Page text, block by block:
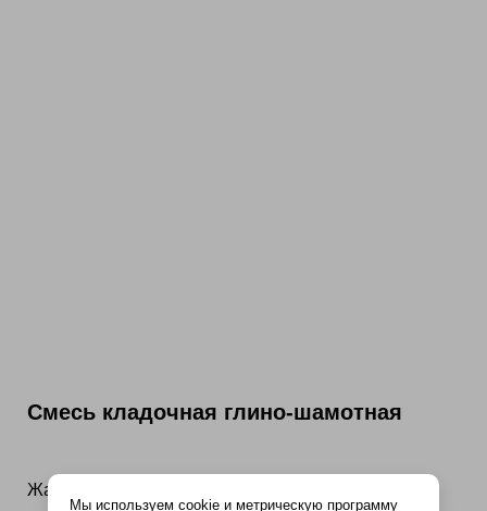
Смесь кладочная глино-шамотная
Жаростойкая кладочная смесь «Терракот» —
Мы используем cookie и метрическую программу